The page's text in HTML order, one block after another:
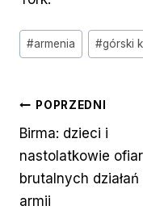
Tagi
wpisu:
#armenia #górski
Nawigacja
wpisu
POPRZEDNI
Birma: dzieci i
nastolatkowie
brutalnych działań
armii